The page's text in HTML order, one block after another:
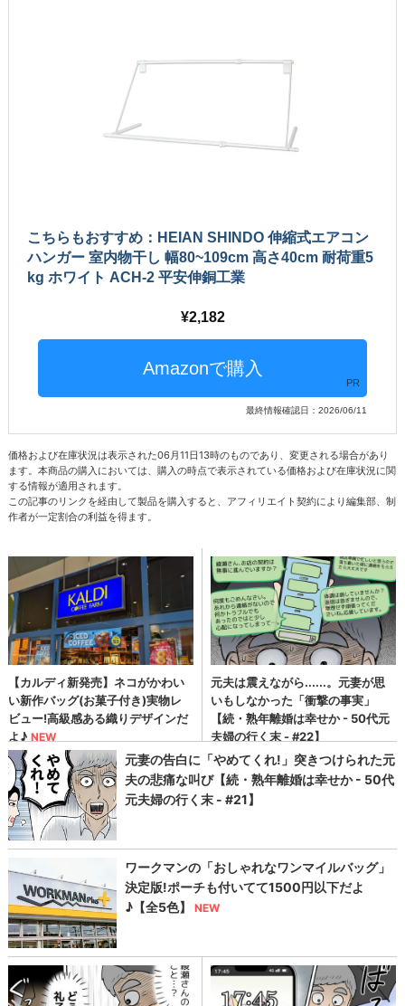
こちらもおすすめ：HEIAN SHINDO 伸縮式エアコン
ハンガー 室内物干し 幅80~109cm 高さ40cm 耐荷重5
kg ホワイト ACH-2 平安伸銅工業
2,182
PR
最終情報確認日：2026/06/11
価格および在庫状況は表示された06月11日13時のものであり、変更される場合があり
ます。本商品の購入においては、購入の時点で表示されている価格および在庫状況に関
する情報が適用されます。
この記事のリンクを経由して製品を購入すると、アフィリエイト契約により編集部、制
作者が一定割合の利益を得ます。